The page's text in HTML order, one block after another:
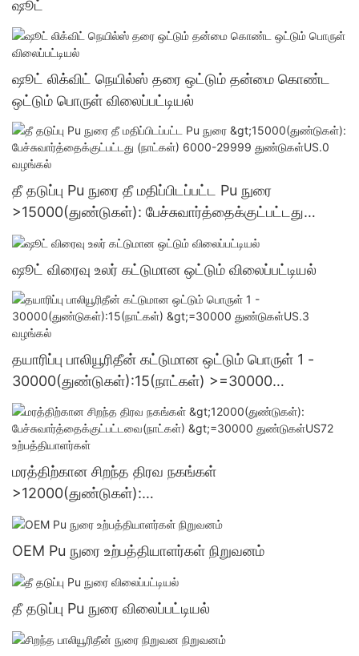
ஷூட்
ஷூட் லிக்விட் நெயில்ஸ் தரை ஒட்டும் தன்மை கொண்ட
ஒட்டும் பொருள் விலைப்பட்டியல்
தீ தடுப்பு Pu நுரை தீ மதிப்பிடப்பட்ட Pu நுரை
>15000(துண்டுகள்): பேச்சுவார்த்தைக்குட்பட்டது
(நாட்கள்) 6000-29999 துண்டுகள்US.0 வழங்கல்
ஷூட் விரைவு உலர் கட்டுமான ஒட்டும் விலைப்பட்டியல்
தயாரிப்பு பாலியூரிதீன் கட்டுமான ஒட்டும் பொருள் 1 -
30000(துண்டுகள்):15(நாட்கள்) >=30000
துண்டுகள்US.3 வழங்கல்
மரத்திற்கான சிறந்த திரவ நகங்கள்
>12000(துண்டுகள்):
பேச்சுவார்த்தைக்குட்பட்டவை(நாட்கள்) >=30000
துண்டுகள்US72 உற்பத்தியாளர்கள்
OEM Pu நுரை உற்பத்தியாளர்கள் நிறுவனம்
தீ தடுப்பு Pu நுரை விலைப்பட்டியல்